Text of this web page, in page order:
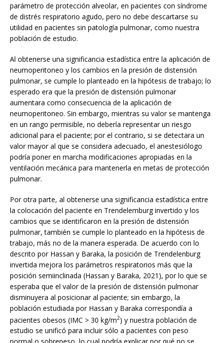
parámetro de protección alveolar, en pacientes con síndrome
de distrés respiratorio agudo, pero no debe descartarse su
utilidad en pacientes sin patología pulmonar, como nuestra
población de estudio.
Al obtenerse una significancia estadística entre la aplicación de
neumoperitoneo y los cambios en la presión de distensión
pulmonar, se cumple lo planteado en la hipótesis de trabajo; lo
esperado era que la presión de distensión pulmonar
aumentara como consecuencia de la aplicación de
neumoperitoneo. Sin embargo, mientras su valor se mantenga
en un rango permisible, no debería representar un riesgo
adicional para el paciente; por el contrario, si se detectara un
valor mayor al que se considera adecuado, el anestesiólogo
podría poner en marcha modificaciones apropiadas en la
ventilación mecánica para mantenerla en metas de protección
pulmonar.
Por otra parte, al obtenerse una significancia estadística entre
la colocación del paciente en Trendelemburg invertido y los
cambios que se identificaron en la presión de distensión
pulmonar, también se cumple lo planteado en la hipótesis de
trabajo, más no de la manera esperada. De acuerdo con lo
descrito por Hassan y Baraka, la posición de Trendelenburg
invertida mejora los parámetros respiratorios más que la
posición semiinclinada (Hassan y Baraka, 2021), por lo que se
esperaba que el valor de la presión de distensión pulmonar
disminuyera al posicionar al paciente; sin embargo, la
población estudiada por Hassan y Baraka correspondía a
pacientes obesos (IMC > 30 kg/m2) y nuestra población de
estudio se unificó para incluir sólo a pacientes con peso